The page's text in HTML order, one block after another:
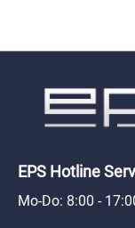
EPS Hotline
Mo-Do: 8:00 -